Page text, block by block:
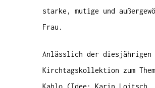
starke, mutige und
Frau.
Anlässlich der diesjährigen
Kirchtagskollektion zum